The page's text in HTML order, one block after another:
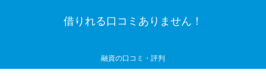
借りれる口コミありません！
融資の口コミ・評判